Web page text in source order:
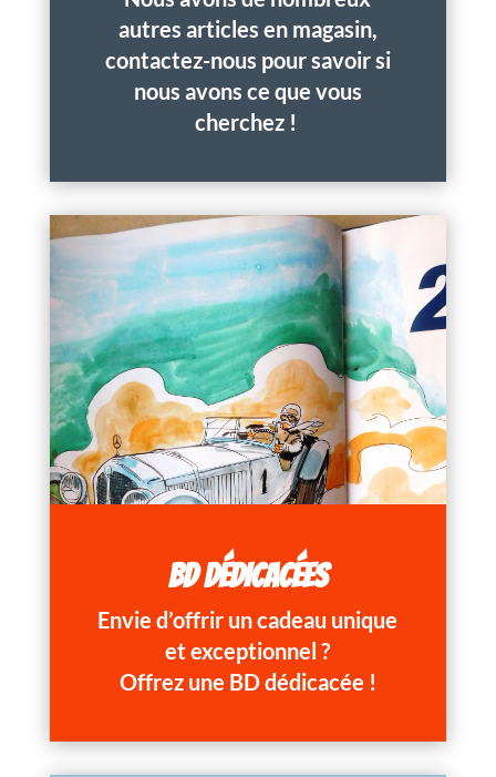
autres articles en magasin,
contactez-nous pour savoir si
nous avons ce que vous
cherchez !
BD DÉDICACÉES
Envie d’offrir un cadeau unique
et exceptionnel ?
Offrez une BD dédicacée !